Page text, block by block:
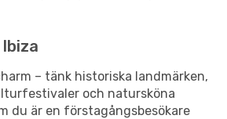
– tänk historiska landmärken,
och natursköna
du är en förstagångsbesökare